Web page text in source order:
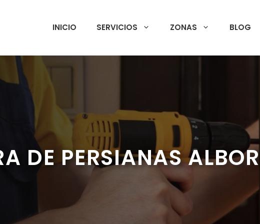
INICIO SERVICIOS ZONAS BLOG
DE PERSIANAS